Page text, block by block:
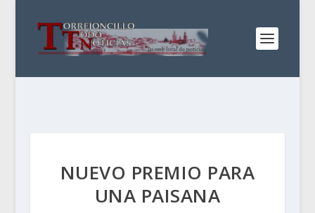
NUEVO PREMIO PARA
UNA PAISANA